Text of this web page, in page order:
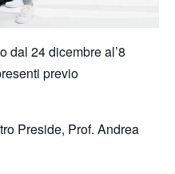
dal 24 dicembre al’8
previo
Preside, Prof. Andrea